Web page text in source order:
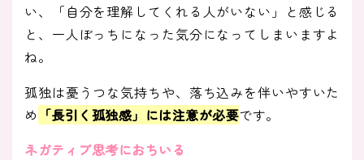
い、「自分を理解してくれる人がいない」と感じる
と、一人ぼっちになった気分になってしまいますよ
ね。
孤独は憂うつな気持ちや、落ち込みを伴いやすいた
め 「長引く孤独感」には注意が必要です。
ネガティブ思考におちいる